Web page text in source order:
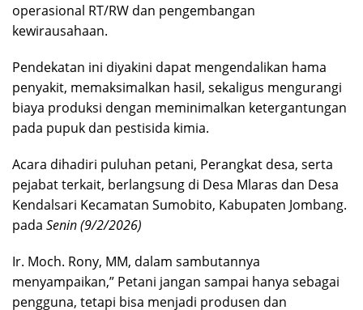
operasional RT/RW dan pengembangan
kewirausahaan.
Pendekatan ini diyakini dapat mengendalikan hama
penyakit, memaksimalkan hasil, sekaligus mengurangi
biaya produksi dengan meminimalkan ketergantungan
pada pupuk dan pestisida kimia.
Acara dihadiri puluhan petani, Perangkat desa, serta
pejabat terkait, berlangsung di Desa Mlaras dan Desa
Kendalsari Kecamatan Sumobito, Kabupaten Jombang.
pada Senin (9/2/2026)
Ir. Moch. Rony, MM, dalam sambutannya
menyampaikan,” Petani jangan sampai hanya sebagai
pengguna, tetapi bisa menjadi produsen dan